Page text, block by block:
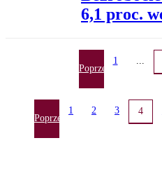
6,1 proc.
Poprzednia
1
Poprzednia
1 2 3 4